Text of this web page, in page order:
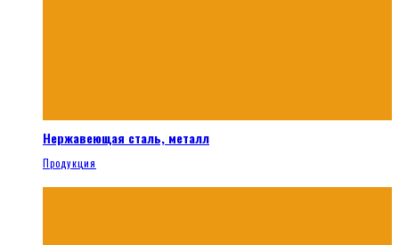
Нержавеющая сталь, металл
Продукция